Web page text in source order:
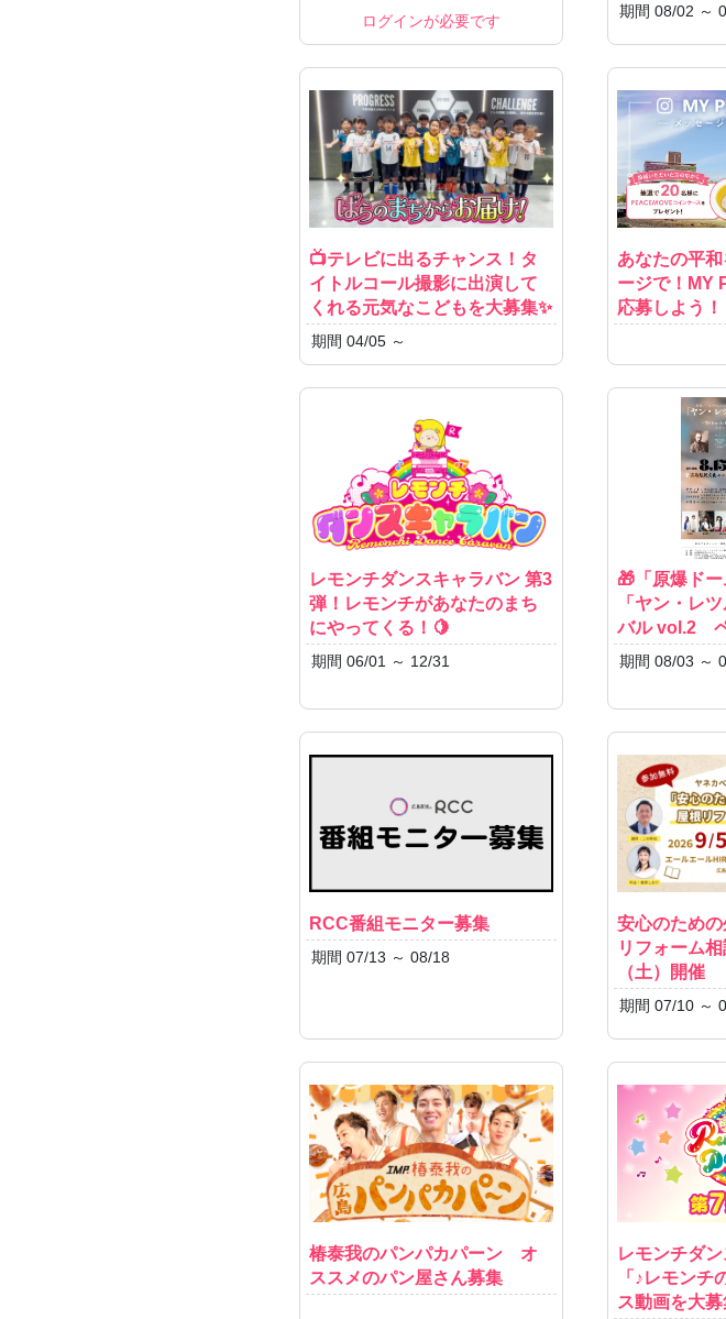
ログインが必要です
期間 08/02 ～
📺テレビに出るチャンス！タ
イトルコール撮影に出演して
くれる元気なこどもを大募集✨
期間 04/05 ～
あなたの平
ージで！MY
応募しよう！
レモンチダンスキャラバン 第3
弾！レモンチがあなたのまち
にやってくる！🍋
期間 06/01 ～ 12/31
🎁「原爆ド
「ヤン・レ
バル vol.2
期間 08/03 ～
RCC番組モニター募集
期間 07/13 ～ 08/18
安心のため
リフォーム
（土）開催
期間 07/10 ～
椿泰我のパンパカパーン オ
ススメのパン屋さん募集
レモンチダ
「♪レモンチ
ス動画を大募